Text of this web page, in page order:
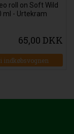
roll on Soft Wild
ml - Urtekram
65,00 DKK
indkøbsvognen